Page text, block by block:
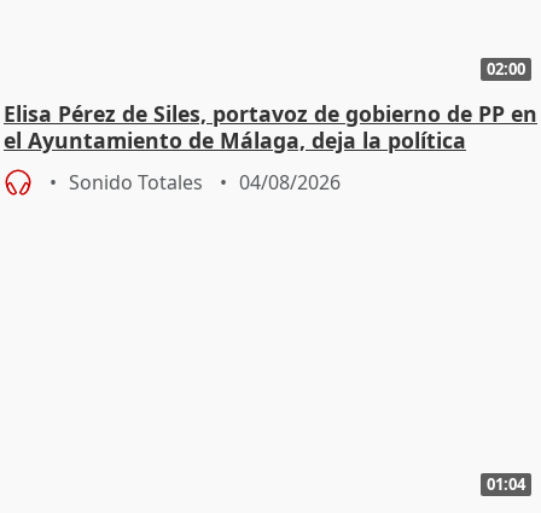
02:00
Elisa Pérez de Siles, portavoz de gobierno de PP en
el Ayuntamiento de Málaga, deja la política
Sonido Totales 04/08/2026
01:04